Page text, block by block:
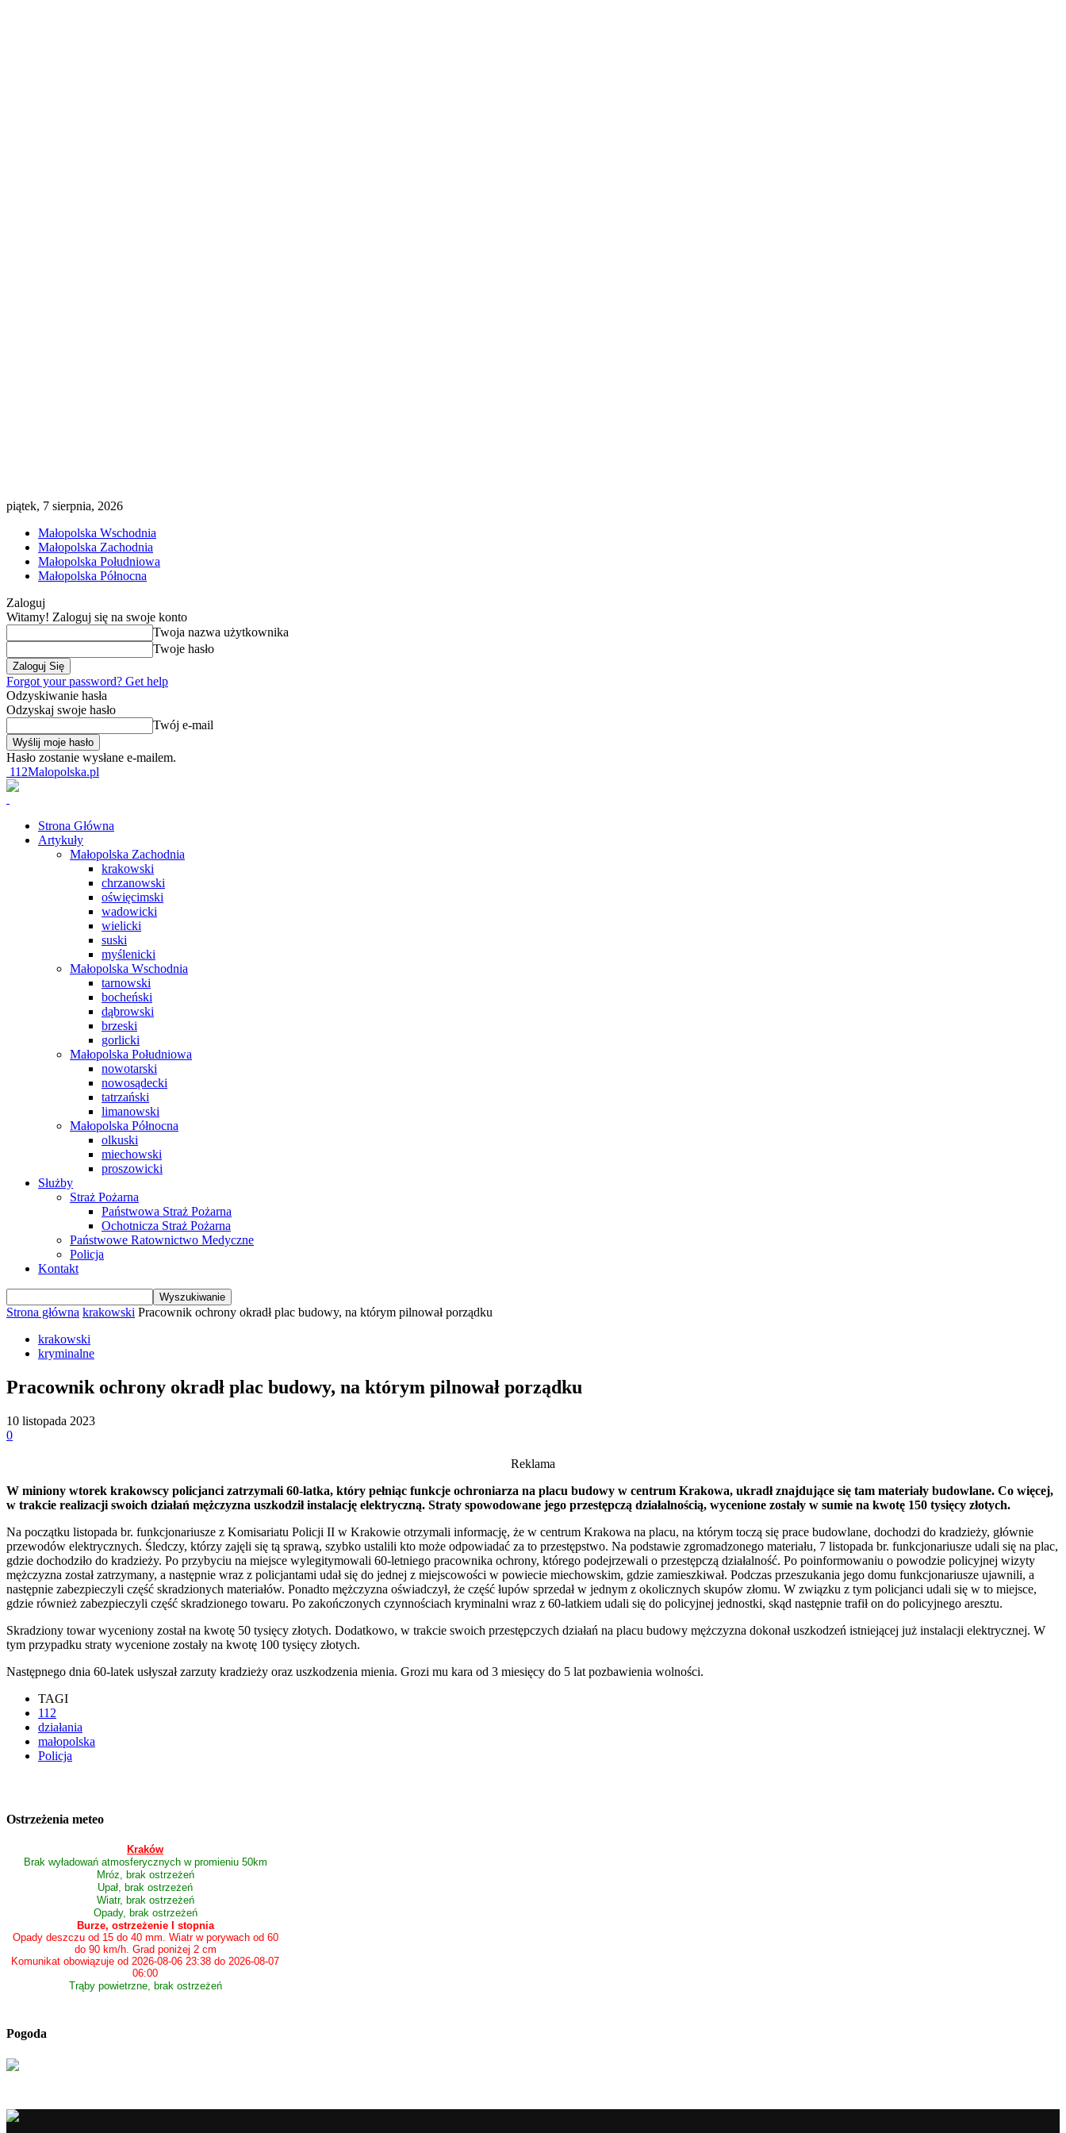
piątek, 7 sierpnia, 2026
Małopolska Wschodnia
Małopolska Zachodnia
Małopolska Południowa
Małopolska Północna
Zaloguj
Witamy! Zaloguj się na swoje konto
Twoja nazwa użytkownika
Twoje hasło
Forgot your password? Get help
Odzyskiwanie hasła
Odzyskaj swoje hasło
Twój e-mail
Hasło zostanie wysłane e-mailem.
112Malopolska.pl
Strona Główna
Artykuły
Małopolska Zachodnia
krakowski
chrzanowski
oświęcimski
wadowicki
wielicki
suski
myślenicki
Małopolska Wschodnia
tarnowski
bocheński
dąbrowski
brzeski
gorlicki
Małopolska Południowa
nowotarski
nowosądecki
tatrzański
limanowski
Małopolska Północna
olkuski
miechowski
proszowicki
Służby
Straż Pożarna
Państwowa Straż Pożarna
Ochotnicza Straż Pożarna
Państwowe Ratownictwo Medyczne
Policja
Kontakt
Strona główna krakowski Pracownik ochrony okradł plac budowy, na którym pilnował porządku
krakowski
kryminalne
Pracownik ochrony okradł plac budowy, na którym pilnował porządku
10 listopada 2023
0
Reklama
W miniony wtorek krakowscy policjanci zatrzymali 60-latka, który pełniąc funkcje ochroniarza na placu budowy w centrum Krakowa, ukradł znajdujące się tam materiały budowlane. Co więcej,
w trakcie realizacji swoich działań mężczyzna uszkodził instalację elektryczną. Straty spowodowane jego przestępczą działalnością, wycenione zostały w sumie na kwotę 150 tysięcy złotych.
Na początku listopada br. funkcjonariusze z Komisariatu Policji II w Krakowie otrzymali informację, że w centrum Krakowa na placu, na którym toczą się prace budowlane, dochodzi do kradzieży, głównie
przewodów elektrycznych. Śledczy, którzy zajęli się tą sprawą, szybko ustalili kto może odpowiadać za to przestępstwo. Na podstawie zgromadzonego materiału, 7 listopada br. funkcjonariusze udali się na plac,
gdzie dochodziło do kradzieży. Po przybyciu na miejsce wylegitymowali 60-letniego pracownika ochrony, którego podejrzewali o przestępczą działalność. Po poinformowaniu o powodzie policyjnej wizyty
mężczyzna został zatrzymany, a następnie wraz z policjantami udał się do jednej z miejscowości w powiecie miechowskim, gdzie zamieszkiwał. Podczas przeszukania jego domu funkcjonariusze ujawnili, a
następnie zabezpieczyli część skradzionych materiałów. Ponadto mężczyzna oświadczył, że część łupów sprzedał w jednym z okolicznych skupów złomu. W związku z tym policjanci udali się w to miejsce,
gdzie również zabezpieczyli część skradzionego towaru. Po zakończonych czynnościach kryminalni wraz z 60-latkiem udali się do policyjnej jednostki, skąd następnie trafił on do policyjnego aresztu.
Skradziony towar wyceniony został na kwotę 50 tysięcy złotych. Dodatkowo, w trakcie swoich przestępczych działań na placu budowy mężczyzna dokonał uszkodzeń istniejącej już instalacji elektrycznej. W
tym przypadku straty wycenione zostały na kwotę 100 tysięcy złotych.
Następnego dnia 60-latek usłyszał zarzuty kradzieży oraz uszkodzenia mienia. Grozi mu kara od 3 miesięcy do 5 lat pozbawienia wolności.
TAGI
112
działania
małopolska
Policja
Ostrzeżenia meteo
Kraków
Brak wyładowań atmosferycznych w promieniu 50km
Mróz, brak ostrzeżeń
Upał, brak ostrzeżeń
Wiatr, brak ostrzeżeń
Opady, brak ostrzeżeń
Burze, ostrzeżenie I stopnia
Opady deszczu od 15 do 40 mm. Wiatr w porywach od 60
do 90 km/h. Grad poniżej 2 cm
Komunikat obowiązuje od 2026-08-06 23:38 do 2026-08-07
06:00
Trąby powietrzne, brak ostrzeżeń
Pogoda